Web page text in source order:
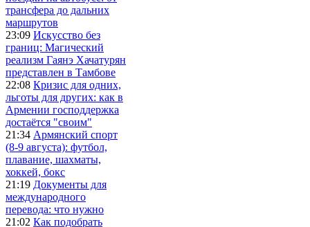
трансфера до дальних
маршрутов
23:09 Искусство без
границ: Магический
реализм Гаянэ Хачатурян
представлен в Тамбове
22:08 Кризис для одних,
льготы для других: как в
Армении господдержка
достаётся "своим"
21:34 Армянский спорт
(8-9 августа): футбол,
плавание, шахматы,
хоккей, бокс
21:19 Документы для
международного
перевода: что нужно
21:02 Как подобрать